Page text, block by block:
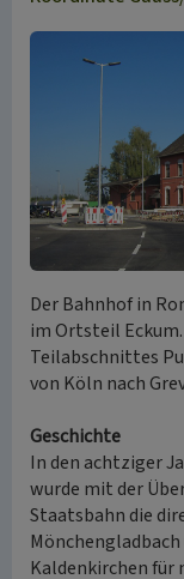
Der Bahnhof in
im Ortsteil
Teilabschnittes
von Köln nach
Geschichte
In den achtziger
wurde mit der
Staatsbahn die
Kaldenkirchen für